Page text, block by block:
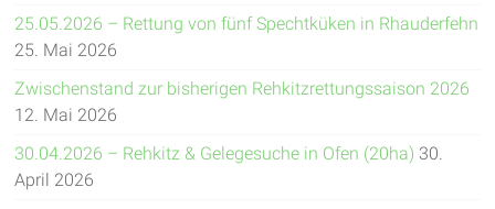
25.05.2026 – Rettung von fünf Spechtküken in Rhauderfehn
25. Mai 2026
Zwischenstand zur bisherigen Rehkitzrettungssaison 2026
12. Mai 2026
30.04.2026 – Rehkitz & Gelegesuche in Ofen (20ha) 30.
April 2026